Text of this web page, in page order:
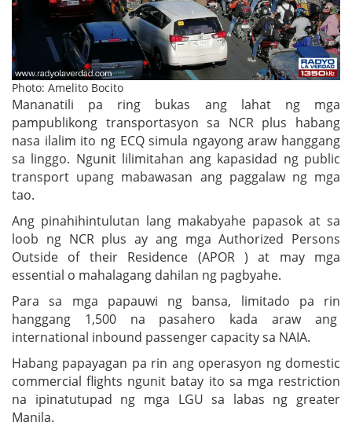
Photo: Amelito Bocito
Mananatili pa ring bukas ang lahat ng mga
pampublikong transportasyon sa NCR plus habang
nasa ilalim ito ng ECQ simula ngayong araw hanggang
sa linggo. Ngunit lilimitahan ang kapasidad ng public
transport upang mabawasan ang paggalaw ng mga
tao.
Ang pinahihintulutan lang makabyahe papasok at sa
loob ng NCR plus ay ang mga Authorized Persons
Outside of their Residence (APOR ) at may mga
essential o mahalagang dahilan ng pagbyahe.
Para sa mga papauwi ng bansa, limitado pa rin
hanggang 1,500 na pasahero kada araw ang
international inbound passenger capacity sa NAIA.
Habang papayagan pa rin ang operasyon ng domestic
commercial flights ngunit batay ito sa mga restriction
na ipinatutupad ng mga LGU sa labas ng greater
Manila.